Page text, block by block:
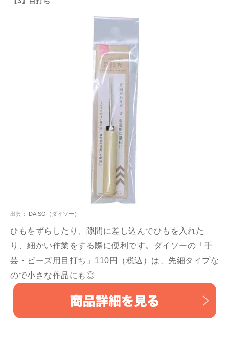
出典： DAISO（ダイソー）
ひもをずらしたり、隙間に差し込んでひもを入れた
り、細かい作業をする際に便利です。ダイソーの「手
芸・ビーズ用目打ち」110円（税込）は、先細タイプな
ので小さな作品にも◎